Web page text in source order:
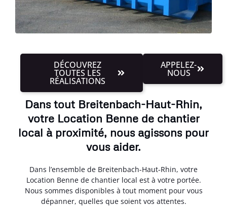
DÉCOUVREZ
TOUTES LES
RÉALISATIONS
APPELEZ-
NOUS
Dans tout Breitenbach-Haut-Rhin,
votre Location Benne de chantier
local à proximité, nous agissons pour
vous aider.
Dans l’ensemble de Breitenbach-Haut-Rhin, votre
Location Benne de chantier local est à votre portée.
Nous sommes disponibles à tout moment pour vous
dépanner, quelles que soient vos attentes.